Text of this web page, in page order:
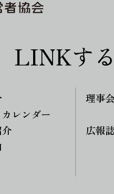
LINKする
レンダー
理事
広報